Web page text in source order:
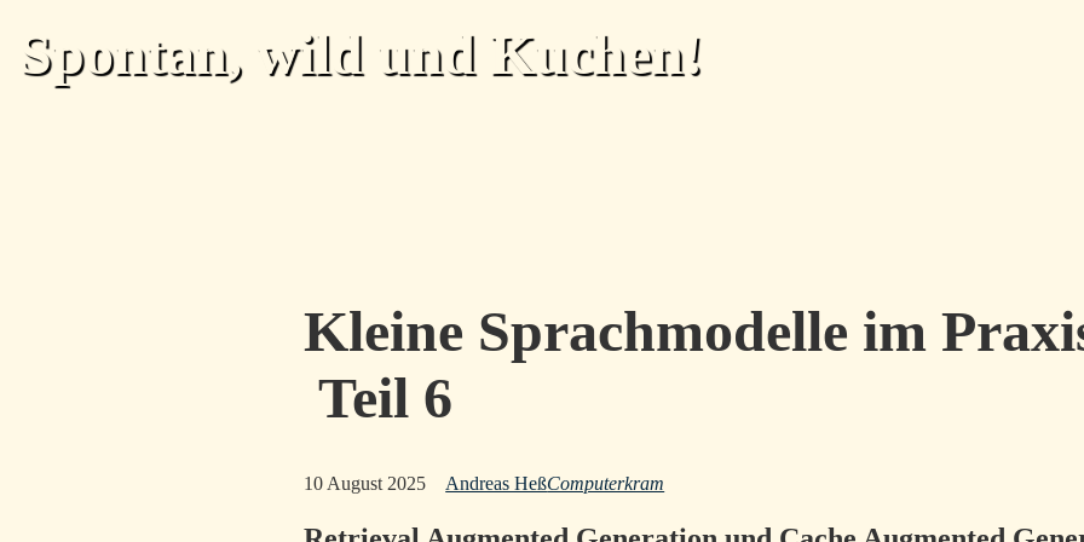
Spontan, wild und Kuchen!
Kleine Sprachmodelle im
Teil 6
10 August 2025 Andreas HeßComputerkram